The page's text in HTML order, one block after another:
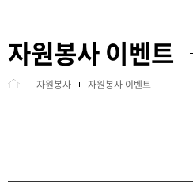
교육안내
정보센터
센터소개
자원봉사 이벤트
자원봉사 자원봉사 이벤트